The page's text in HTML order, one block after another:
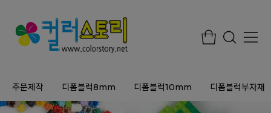
주문제작 디폼블럭8mm 디폼블럭10mm 디폼블럭부자재